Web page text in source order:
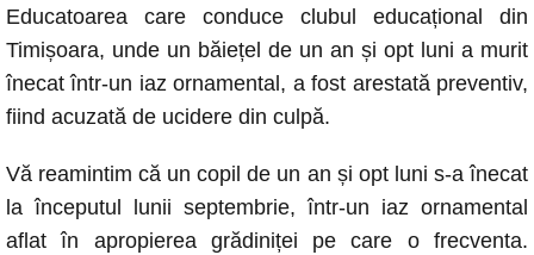
c
e
b
o
k
at
s
A
p
ss
e
n
er
p
y
Li
k
ail
Educatoarea care conduce clubul educațional din
Timișoara, unde un băiețel de un an și opt luni a murit
înecat într-un iaz ornamental, a fost arestată preventiv,
fiind acuzată de ucidere din culpă.
Vă reamintim că un copil de un an și opt luni s-a înecat
la începutul lunii septembrie, într-un iaz ornamental
aflat în apropierea grădiniței pe care o frecventa.